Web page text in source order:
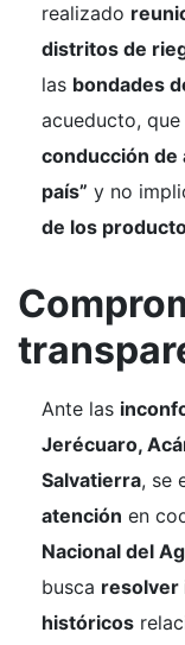
realizado
distritos de
las bondades
acueducto,
conducción de
país” y no
de los
Ante las
Jerécuaro,
Salvatierra, se
atención en
Nacional del
busca resolver
históricos